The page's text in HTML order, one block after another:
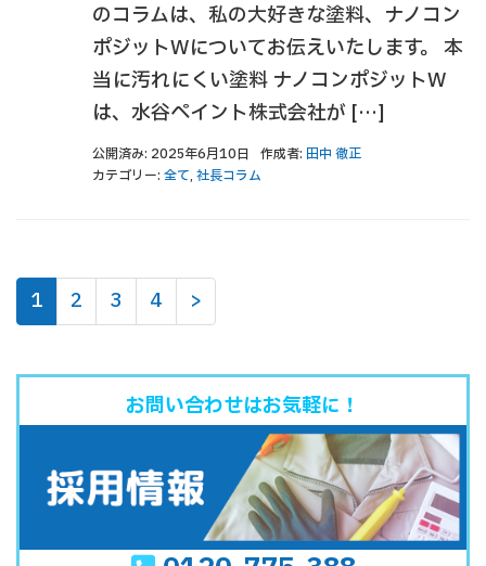
のコラムは、私の大好きな塗料、ナノコン
ポジットWについてお伝えいたします。 本
当に汚れにくい塗料 ナノコンポジットW
は、水谷ペイント株式会社が […]
公開済み: 2025年6月10日 作成者: 田中 徹正
カテゴリー: 全て, 社長コラム
1 2 3 4 >
お問い合わせはお気軽に！